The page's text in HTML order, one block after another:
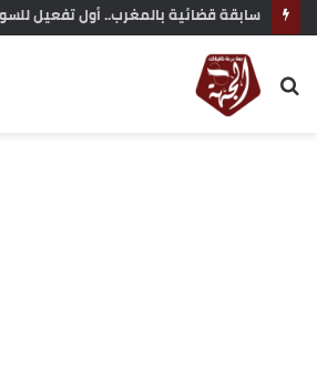
تعزية في وفاة المناضل و الفاعل